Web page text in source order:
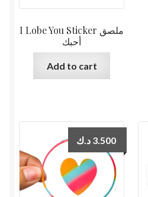
I Lobe You Sticker ملصق
أحبك
Add to cart
3.500 د.ك